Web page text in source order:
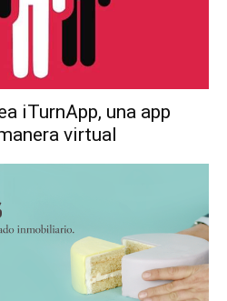
iTurnApp, una app
virtual